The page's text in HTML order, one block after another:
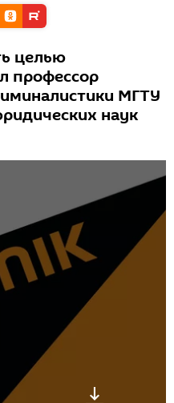
целью
профессор
МГТУ
наук